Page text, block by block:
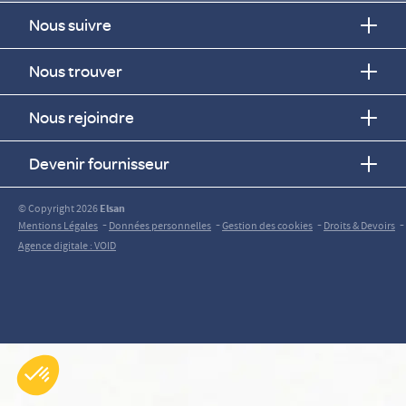
Nous suivre
Nous trouver
Nous rejoindre
Devenir fournisseur
© Copyright 2026Elsan
Mentions Légales -Données personnelles -Gestion des cookies -Droits & Devoirs -
Agence digitale : VOID